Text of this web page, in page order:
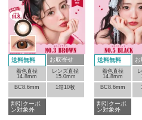
送料無料 お取寄せ
着色直径
14.8mm
レンズ直径
15.0mm
BC8.6mm
1箱10枚
割引クーポ
ン対象外
送料無料
着色直径
14.8mm
BC8.6mm
割引クーポ
ン対象外